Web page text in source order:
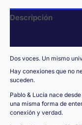
Descripción
Dos voces. Un mismo
Hay conexiones que no
suceden.
Pablo & Lucía nace
una misma forma de
conexión y verdad.